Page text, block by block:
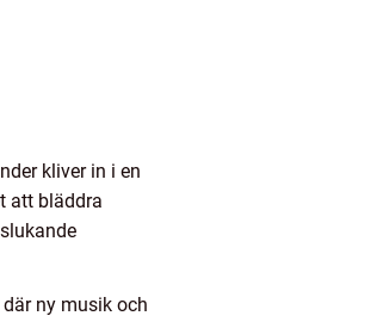
kliver in i en
att bläddra
ny musik och